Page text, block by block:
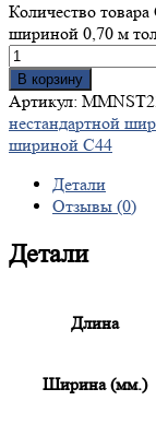
Количество
шириной 0,70 м
В корзину
Артикул:
нестандартной
шириной С44
Детали
Отзывы (0)
Детали
Длина
Ширина (мм.)